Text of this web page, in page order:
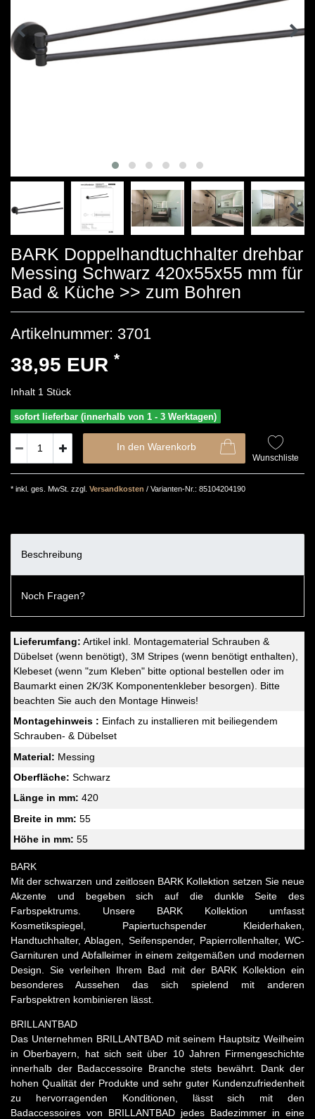
BARK Doppelhandtuchhalter drehbar
Messing Schwarz 420x55x55 mm für
Bad & Küche >> zum Bohren
Artikelnummer: 3701
38,95 EUR *
Inhalt 1 Stück
sofort lieferbar (innerhalb von 1 - 3 Werktagen)
In den Warenkorb
Wunschliste
* inkl. ges. MwSt. zzgl. Versandkosten / Varianten-Nr.: 85104204190
Beschreibung
Noch Fragen?
Lieferumfang: Artikel inkl. Montagematerial Schrauben &
Dübelset (wenn benötigt), 3M Stripes (wenn benötigt enthalten),
Klebeset (wenn "zum Kleben" bitte optional bestellen oder im
Baumarkt einen 2K/3K Komponentenkleber besorgen). Bitte
beachten Sie auch den Montage Hinweis!
Montagehinweis : Einfach zu installieren mit beiliegendem
Schrauben- & Dübelset
Material: Messing
Oberfläche: Schwarz
Länge in mm: 420
Breite in mm: 55
Höhe in mm: 55
BARK
Mit der schwarzen und zeitlosen BARK Kollektion setzen Sie neue
Akzente und begeben sich auf die dunkle Seite des
Farbspektrums. Unsere BARK Kollektion umfasst
Kosmetikspiegel, Papiertuchspender Kleiderhaken,
Handtuchhalter, Ablagen, Seifenspender, Papierrollenhalter, WC-
Garnituren und Abfalleimer in einem zeitgemäßen und modernen
Design. Sie verleihen Ihrem Bad mit der BARK Kollektion ein
besonderes Aussehen das sich spielend mit anderen
Farbspektren kombinieren lässt.
BRILLANTBAD
Das Unternehmen BRILLANTBAD mit seinem Hauptsitz Weilheim
in Oberbayern, hat sich seit über 10 Jahren Firmengeschichte
innerhalb der Badaccessoire Branche stets bewährt. Dank der
hohen Qualität der Produkte und sehr guter Kundenzufriedenheit
zu hervorragenden Konditionen, lässt sich mit den
Badaccessoires von BRILLANTBAD jedes Badezimmer in eine